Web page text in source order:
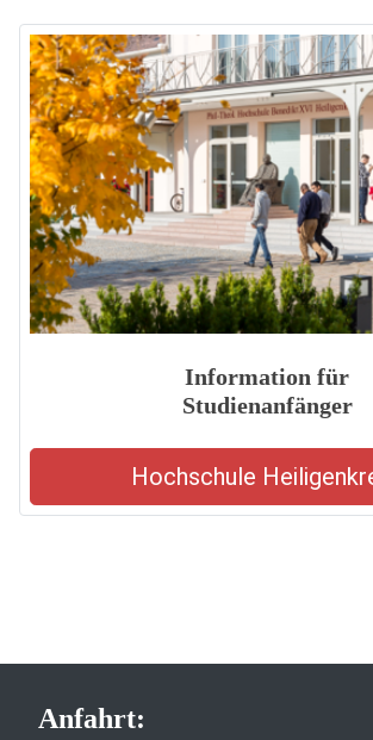
Information für
Studienanfänger
Hochschule
Anfahrt: